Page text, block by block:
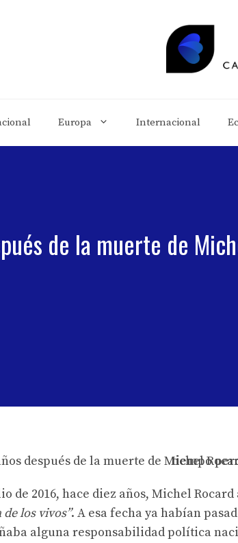
Europa Internacional
de la muerte de
de 2016, hace diez años, Michel
los vivos”. A esa fecha ya habían
alguna responsabilidad política